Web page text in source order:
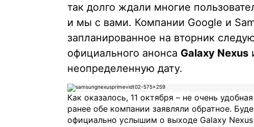
так долго ждали многие
и мы с вами. Компании Google и
запланированное на вторник
официального анонса Galaxy Nexus
неопределенную дату.
Как оказалось, 11 октября – не очень
ранее обе компании заявляли обратное.
официально услышим о выходе Galaxy